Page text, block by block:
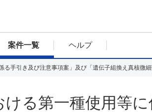
案件一覧 ヘルプ
る第一種使用等